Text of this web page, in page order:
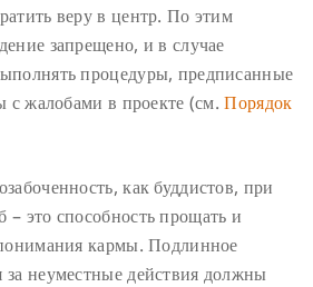
веру в центр. По этим
запрещено, и в случае
процедуры, предписанные
с жалобами в проекте (см.Порядок
как буддистов, при
это способность прощать и
кармы. Подлинное
неуместные действия должны